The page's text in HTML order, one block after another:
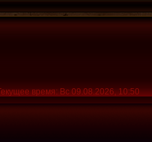
время: Вс 09.08.2026, 10:50